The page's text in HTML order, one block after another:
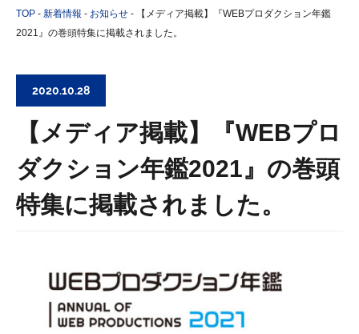
TOP - 新着情報 - お知らせ -
【メディア掲載】『WEBプロダクション年鑑
2021』の巻頭特集に掲載されました。
2020.10.28
【メディア掲載】『WEBプロ
ダクション年鑑2021』の巻頭
特集に掲載されました。